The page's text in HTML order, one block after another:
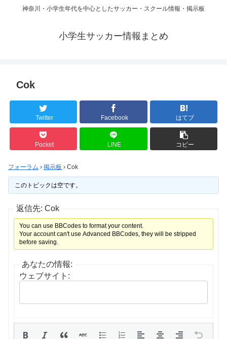
神奈川・小学生年代を中心としたサッカー・スクール情報・掲示板
小学生サッカー情報まとめ
Соk
Twitter Facebook はてブ
Pocket LINE コピー
フォーラム › 掲示板 › Соk
このトピックは空です。
返信先: Соk
You can use BBCodes to format your content.
Your account can't use Advanced BBCodes, they will be stripped
before saving.
あなたの情報:
ウェブサイト: